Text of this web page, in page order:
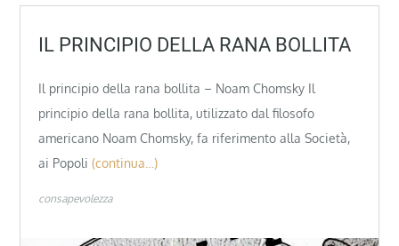
IL PRINCIPIO DELLA RANA BOLLITA
Il principio della rana bollita – Noam Chomsky Il
principio della rana bollita, utilizzato dal filosofo
americano Noam Chomsky, fa riferimento alla Società,
ai Popoli (continua…)
consapevolezza